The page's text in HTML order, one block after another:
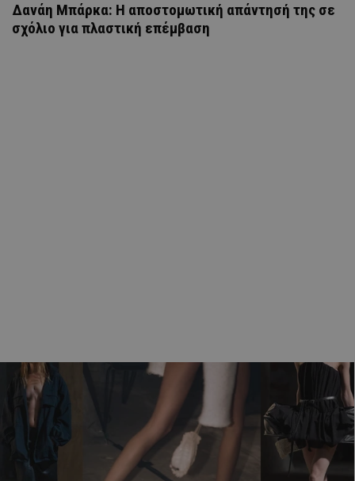
Δανάη Μπάρκα: Η αποστομωτική απάντησή της σε
σχόλιο για πλαστική επέμβαση